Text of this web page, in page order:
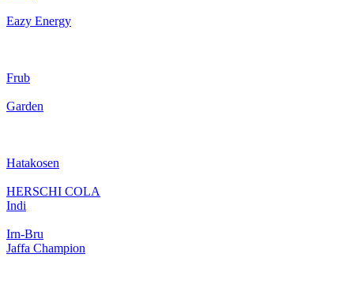
Eazy Energy
Frub
Garden
Hatakosen
HERSCHI COLA
Indi
Irn-Bru
Jaffa Champion